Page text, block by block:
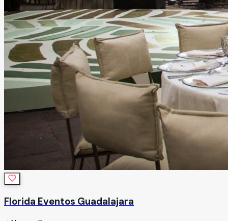
Florida Eventos Guadalajara